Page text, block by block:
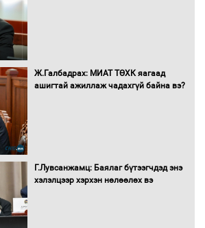
хэлэлцүүлэг боллоо
"ДЦС-3” ТӨХК-ийн нэн шаардлагатай
“Турбингенератор-5”-ын шинэчлэлийн
төсвийг шийдвэрлэхээр болов
Ж.Галбадрах: МИАТ ТӨХК яагаад
ашигтай ажиллаж чадахгүй байна вэ?
Г.Лувсанжамц: Баялаг бүтээгчдэд энэ
хэлэлцээр хэрхэн нөлөөлөх вэ